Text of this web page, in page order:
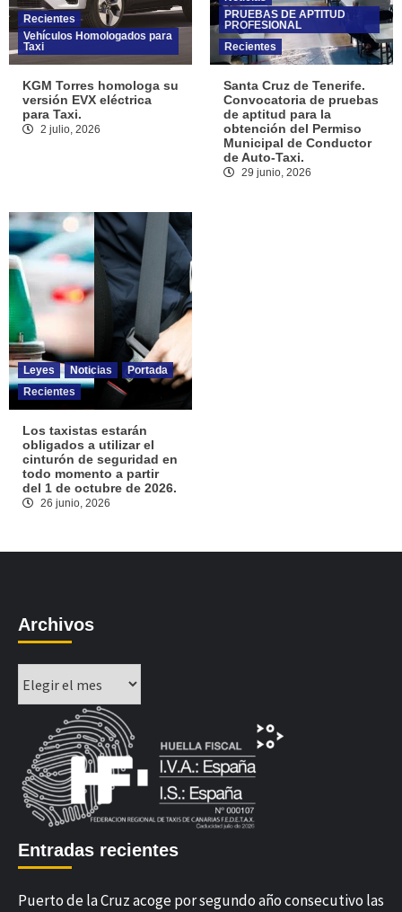
Recientes
Vehículos Homologados para
Taxi
KGM Torres homologa su
versión EVX eléctrica
para Taxi.
2 julio, 2026
PRUEBAS DE APTITUD
PROFESIONAL
Recientes
Santa Cruz de Tenerife.
Convocatoria de pruebas
de aptitud para la
obtención del Permiso
Municipal de Conductor
de Auto-Taxi.
29 junio, 2026
Leyes Noticias
Portada
Recientes
Los taxistas estarán
obligados a utilizar el
cinturón de seguridad en
todo momento a partir
del 1 de octubre de 2026.
26 junio, 2026
Archivos
Entradas recientes
Puerto de la Cruz acoge por segundo año consecutivo las